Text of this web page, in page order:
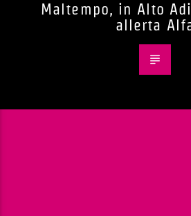
Maltempo, in Alto
allerta